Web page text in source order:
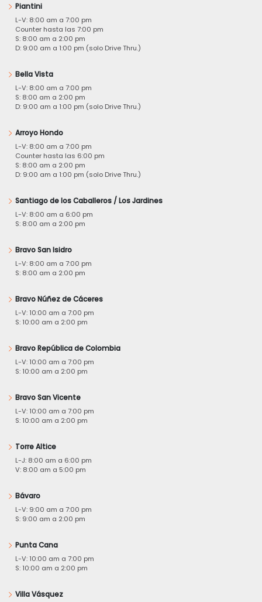
Piantini
L-V: 8:00 am a 7:00 pm
Counter hasta las 7:00 pm
S: 8:00 am a 2:00 pm
D: 9:00 am a 1:00 pm (solo Drive Thru.)
Bella Vista
L-V: 8:00 am a 7:00 pm
S: 8:00 am a 2:00 pm
D: 9:00 am a 1:00 pm (solo Drive Thru.)
Arroyo Hondo
L-V: 8:00 am a 7:00 pm
Counter hasta las 6:00 pm
S: 8:00 am a 2:00 pm
D: 9:00 am a 1:00 pm (solo Drive Thru.)
Santiago de los Caballeros / Los Jardines
L-V: 8:00 am a 6:00 pm
S: 8:00 am a 2:00 pm
Bravo San Isidro
L-V: 8:00 am a 7:00 pm
S: 8:00 am a 2:00 pm
Bravo Núñez de Cáceres
L-V: 10:00 am a 7:00 pm
S: 10:00 am a 2:00 pm
Bravo República de Colombia
L-V: 10:00 am a 7:00 pm
S: 10:00 am a 2:00 pm
Bravo San Vicente
L-V: 10:00 am a 7:00 pm
S: 10:00 am a 2:00 pm
Torre Altice
L-J: 8:00 am a 6:00 pm
V: 8:00 am a 5:00 pm
Bávaro
L-V: 9:00 am a 7:00 pm
S: 9:00 am a 2:00 pm
Punta Cana
L-V: 10:00 am a 7:00 pm
S: 10:00 am a 2:00 pm
Villa Vásquez